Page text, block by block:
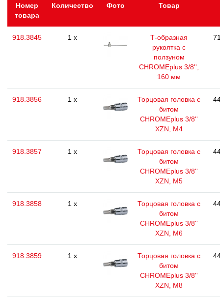
Номер
товара
Количество Фото Товар
918.3845 1 x
Т-образная
рукоятка с
ползуном
CHROMEplus 3/8'',
160 мм
918.3856 1 x
Торцовая головка с
битом
CHROMEplus 3/8''
XZN, M4
918.3857 1 x
Торцовая головка с
битом
CHROMEplus 3/8''
XZN, M5
918.3858 1 x
Торцовая головка с
битом
CHROMEplus 3/8''
XZN, M6
918.3859 1 x
Торцовая головка с
битом
CHROMEplus 3/8''
XZN, M8